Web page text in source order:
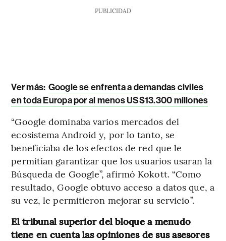
PUBLICIDAD
Ver más: Google se enfrenta a demandas civiles
en toda Europa por al menos US$13.300 millones
“Google dominaba varios mercados del
ecosistema Android y, por lo tanto, se
beneficiaba de los efectos de red que le
permitían garantizar que los usuarios usaran la
Búsqueda de Google”, afirmó Kokott. “Como
resultado, Google obtuvo acceso a datos que, a
su vez, le permitieron mejorar su servicio”.
El tribunal superior del bloque a menudo
tiene en cuenta las opiniones de sus asesores